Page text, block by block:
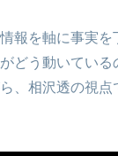
報を軸に事実を
どう動いている
、相沢透の視点